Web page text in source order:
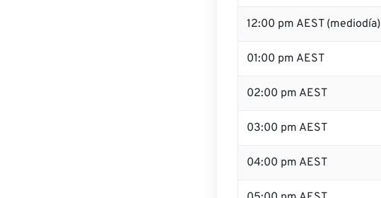
12:00 pm AEST (mediodía)
01:00 pm AEST
02:00 pm AEST
03:00 pm AEST
04:00 pm AEST